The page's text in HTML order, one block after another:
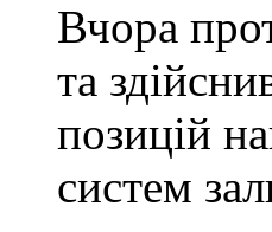
Вчора
та
позицій
систем